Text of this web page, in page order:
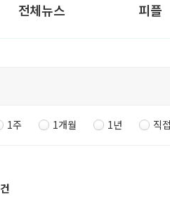
전체뉴스 피플
1주 1개월 1년 직
건